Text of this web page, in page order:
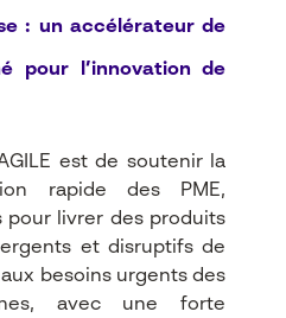
: un accélérateur de
pour l’innovation de
est de soutenir la
rapide des PME,
pour livrer des produits
et disruptifs de
besoins urgents des
avec une forte